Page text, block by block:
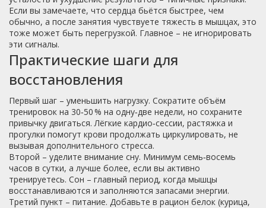
Если вы замечаете, что сердца бьётся быстрее, чем
обычно, а после занятия чувствуете тяжесть в мышцах, это
тоже может быть перегрузкой. Главное – не игнорировать
эти сигналы.
Практические шаги для
восстановления
Первый шаг – уменьшить нагрузку. Сократите объём
тренировок на 30‑50 % на одну‑две недели, но сохраните
привычку двигаться. Лёгкие кардио‑сессии, растяжка и
прогулки помогут крови продолжать циркулировать, не
вызывая дополнительного стресса.
Второй – уделите внимание сну. Минимум семь‑восемь
часов в сутки, а лучше более, если вы активно
тренируетесь. Сон – главный период, когда мышцы
восстанавливаются и заполняются запасами энергии.
Третий пункт – питание. Добавьте в рацион белок (курица,